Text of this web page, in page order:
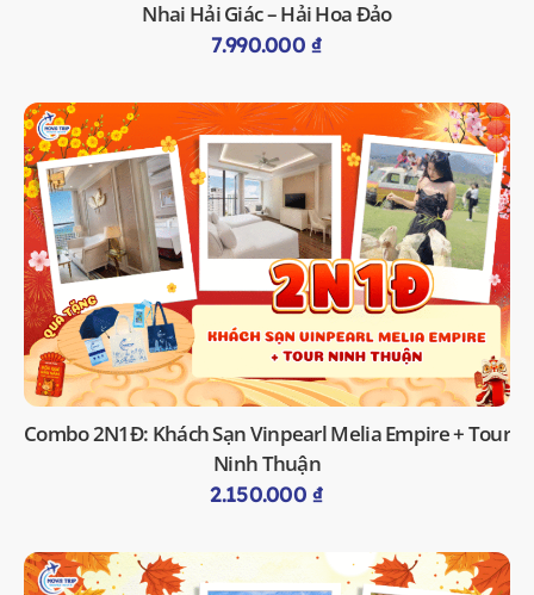
Nhai Hải Giác – Hải Hoa Đảo
7.990.000₫
Combo 2N1Đ: Khách Sạn Vinpearl Melia Empire + Tour
Ninh Thuận
2.150.000₫